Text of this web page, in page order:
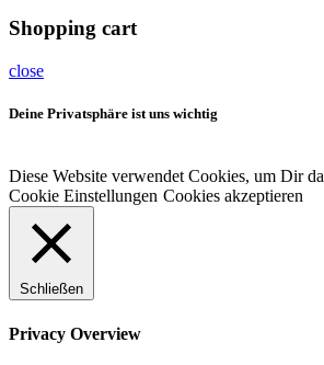
Shopping cart
close
Deine Privatsphäre ist uns wichtig
Diese Website verwendet Cookies, um Dir
Cookie Einstellungen Cookies akzeptieren
Schließen
Privacy Overview